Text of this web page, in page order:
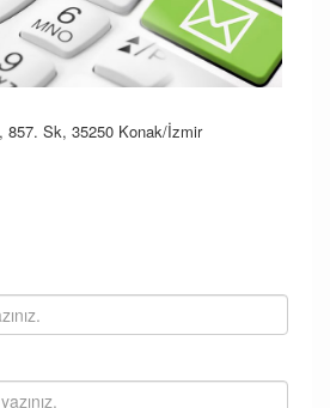
857. Sk, 35250 Konak/İzmir